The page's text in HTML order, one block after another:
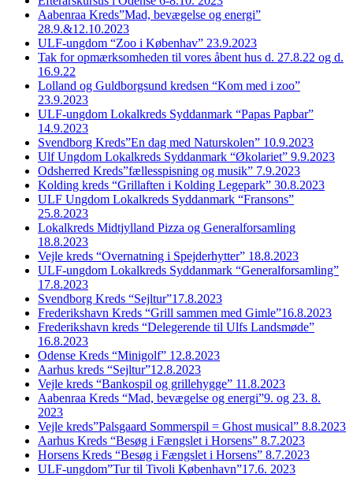
Aabenraa Kreds”Mad, bevægelse og energi”
28.9.&12.10.2023
ULF-ungdom “Zoo i Københav” 23.9.2023
Tak for opmærksomheden til vores åbent hus d. 27.8.22 og d.
16.9.22
Lolland og Guldborgsund kredsen “Kom med i zoo”
23.9.2023
ULF-ungdom Lokalkreds Syddanmark “Papas Papbar”
14.9.2023
Svendborg Kreds”En dag med Naturskolen” 10.9.2023
Ulf Ungdom Lokalkreds Syddanmark “Økolariet” 9.9.2023
Odsherred Kreds”fællesspisning og musik” 7.9.2023
Kolding kreds “Grillaften i Kolding Legepark” 30.8.2023
ULF Ungdom Lokalkreds Syddanmark “Fransons”
25.8.2023
Lokalkreds Midtjylland Pizza og Generalforsamling
18.8.2023
Vejle kreds “Overnatning i Spejderhytter” 18.8.2023
ULF-ungdom Lokalkreds Syddanmark “Generalforsamling”
17.8.2023
Svendborg Kreds “Sejltur”17.8.2023
Frederikshavn Kreds “Grill sammen med Gimle”16.8.2023
Frederikshavn kreds “Delegerende til Ulfs Landsmøde”
16.8.2023
Odense Kreds “Minigolf” 12.8.2023
Aarhus kreds “Sejltur”12.8.2023
Vejle kreds “Bankospil og grillehygge” 11.8.2023
Aabenraa Kreds “Mad, bevægelse og energi”9. og 23. 8.
2023
Vejle kreds”Palsgaard Sommerspil = Ghost musical” 8.8.2023
Aarhus Kreds “Besøg i Fængslet i Horsens” 8.7.2023
Horsens Kreds “Besøg i Fængslet i Horsens” 8.7.2023
ULF-ungdom”Tur til Tivoli København”17.6. 2023